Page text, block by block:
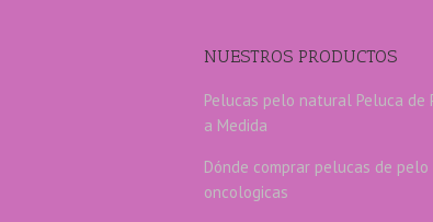
NUESTROS PRODUCTOS
Pelucas pelo natural Peluca de
a Medida
Dónde comprar pelucas de
oncologicas